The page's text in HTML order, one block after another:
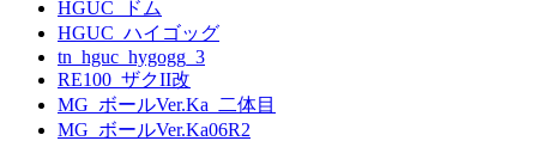
HGUC_ドム
HGUC_ハイゴッグ
tn_hguc_hygogg_3
RE100_ザクII改
MG_ボールVer.Ka_二体目
MG_ボールVer.Ka06R2